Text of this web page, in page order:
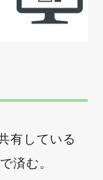
有している
済む。